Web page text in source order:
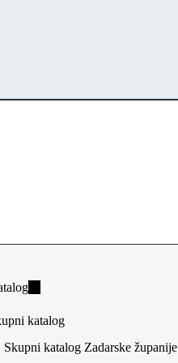
(link
external)
katalog
Skupni katalog Zadarske županije